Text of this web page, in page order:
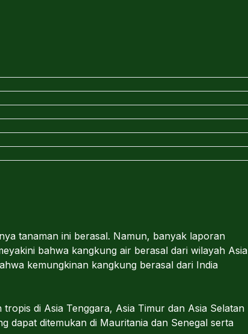
tanaman ini berasal. Namun, banyak laporan
bahwa kangkung air berasal dari wilayah Asia
kemungkinan kangkung berasal dari India
di Asia Tenggara, Asia Timur dan Asia Selatan
dapat ditemukan di Mauritania dan Senegal serta